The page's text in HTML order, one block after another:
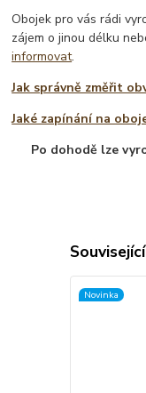
Obojek pro vás rádi
zájem o jinou délku
informovat.
Jak správně změřit
Jaké zapínání na
Po dohodě lze
Novinka